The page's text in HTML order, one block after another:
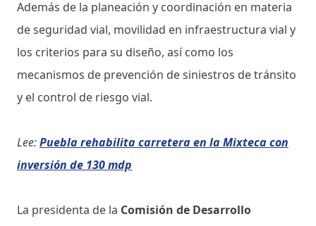
Además de la planeación y coordinación en materia
de seguridad vial, movilidad en infraestructura vial y
los criterios para su diseño, así como los
mecanismos de prevención de siniestros de tránsito
y el control de riesgo vial.
Lee:Puebla rehabilita carretera en la Mixteca con
inversión de 130 mdp
La presidenta de la Comisión de Desarrollo